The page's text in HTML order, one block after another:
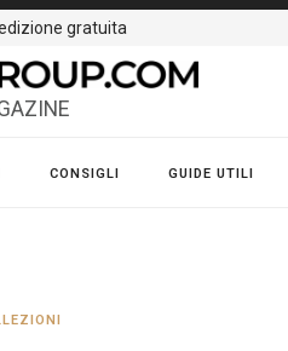
gratuita
CONSIGLI GUIDE UTILI